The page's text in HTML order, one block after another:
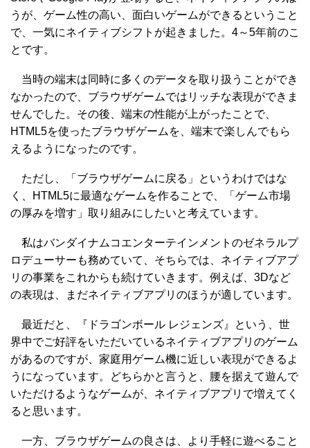
うが、ゲーム性の高い、面白いゲームができるということ
で、一気にネイティブシフトが起きました。4～5年前のこ
とです。
当時の端末は同時に多くのデータを取り扱うことができ
なかったので、ブラウザゲームではリッチな表現ができま
せんでした。その後、端末の性能が上がったことで、
HTML5を使ったブラウザゲームを、端末で楽しんでもら
えるようになったのです。
ただし、「ブラウザゲームに戻る」というわけではな
く、HTML5に最適なゲームを作ることで、「ゲーム市場
の厚みを増す」取り組みにしたいと考えています。
私はバンダイナムコエンターテインメントのゼネラルプ
ロデューサーも務めていて、そちらでは、ネイティブアプ
リの事業をこれからも続けていきます。例えば、3Dなど
の表現は、まだネイティブアプリのほうが適しています。
最近だと、『ドラゴンボール レジェンズ』という、世
界中でご好評をいただいているネイティブアプリのゲーム
があるのですが、家庭用ゲーム機に近しい表現ができるよ
うになっています。どちらかと言うと、腰を据えて遊んで
いただけるようなゲームが、ネイティブアプリで増えてく
ると思います。
一方、ブラウザゲームの良さは、より手軽に遊べること